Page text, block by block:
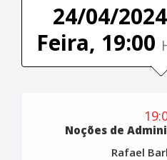
24/04/
Feira, 19:00
Noções de
Rafael